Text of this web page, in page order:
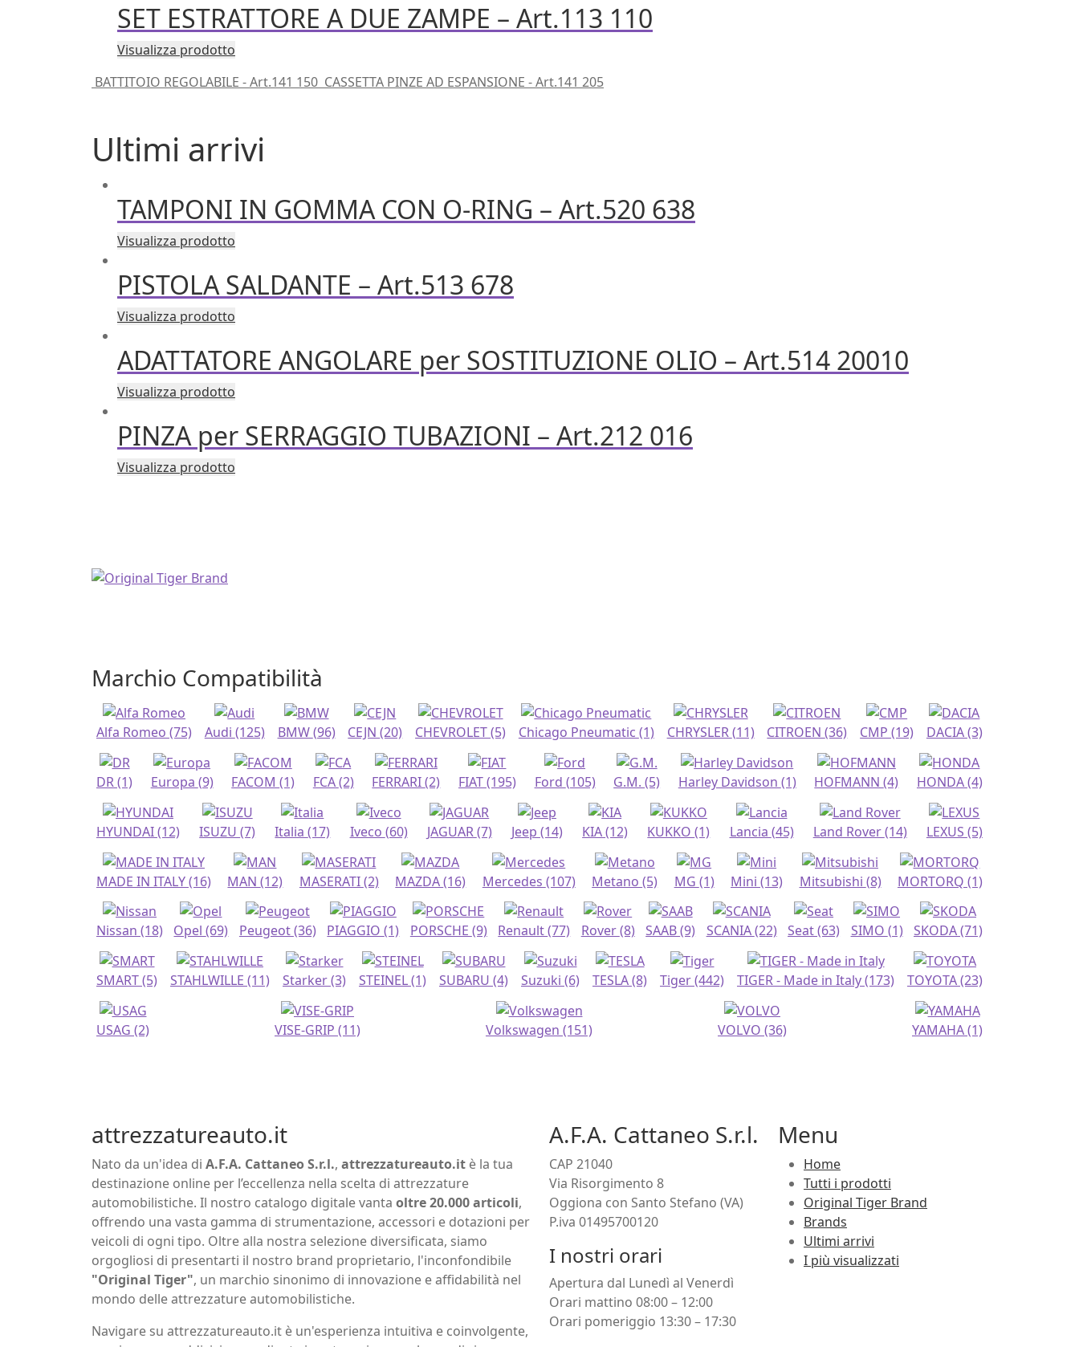
SET ESTRATTORE A DUE ZAMPE – Art.113 110
Visualizza prodotto
BATTITOIO REGOLABILE - Art.141 150 CASSETTA PINZE AD ESPANSIONE - Art.141 205
Ultimi arrivi
TAMPONI IN GOMMA CON O-RING – Art.520 638
Visualizza prodotto
PISTOLA SALDANTE – Art.513 678
Visualizza prodotto
ADATTATORE ANGOLARE per SOSTITUZIONE OLIO – Art.514 20010
Visualizza prodotto
PINZA per SERRAGGIO TUBAZIONI – Art.212 016
Visualizza prodotto
Marchio Compatibilità
Alfa Romeo (75) Audi (125) BMW(96) CEJN(20) CHEVROLET(5) Chicago Pneumatic (1) CHRYSLER(11) CITROEN(36) CMP(19) DACIA(3)
DR(1) Europa (9) FACOM(1) FCA(2) FERRARI(2) FIAT(195) Ford (105) G.M.(5) Harley Davidson (1) HOFMANN(4) HONDA(4)
HYUNDAI(12) ISUZU(7) Italia(17) Iveco (60) JAGUAR(7) Jeep (14) KIA(12) KUKKO(1) Lancia (45) Land Rover(14) LEXUS (5)
MADE IN ITALY(16) MAN(12) MASERATI(2) MAZDA(16) Mercedes (107) Metano(5) MG (1) Mini(13) Mitsubishi (8) MORTORQ (1)
Nissan (18) Opel(69) Peugeot(36) PIAGGIO(1) PORSCHE (9) Renault(77) Rover(8) SAAB(9) SCANIA(22) Seat(63) SIMO (1) SKODA(71)
SMART(5) STAHLWILLE (11) Starker(3) STEINEL(1) SUBARU (4) Suzuki (6) TESLA(8) Tiger(442) TIGER - Made in Italy(173) TOYOTA(23)
USAG (2) VISE-GRIP (11) Volkswagen (151) VOLVO (36) YAMAHA(1)
attrezzatureauto.it
Nato da un'idea di A.F.A. Cattaneo S.r.l., attrezzatureauto.it è la tua
destinazione online per l’eccellenza nella scelta di attrezzature
automobilistiche. Il nostro catalogo digitale vanta oltre 20.000 articoli,
offrendo una vasta gamma di strumentazione, accessori e dotazioni per
veicoli di ogni tipo. Oltre alla nostra selezione diversificata, siamo
orgogliosi di presentarti il nostro brand proprietario, l'inconfondibile
"Original Tiger", un marchio sinonimo di innovazione e affidabilità nel
mondo delle attrezzature automobilistiche.
Navigare su attrezzatureauto.it è un'esperienza intuitiva e coinvolgente,
A.F.A. Cattaneo S.r.l.
CAP 21040
Via Risorgimento 8
Oggiona con Santo Stefano (VA)
P.iva 01495700120
I nostri orari
Apertura dal Lunedì al Venerdì
Orari mattino 08:00 – 12:00
Orari pomeriggio 13:30 – 17:30
Menu
Home
Tutti i prodotti
Original Tiger Brand
Brands
Ultimi arrivi
I più visualizzati